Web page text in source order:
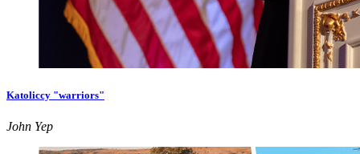
Katoliccy "warriors"
John Yep